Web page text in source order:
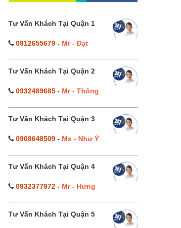
Tư Vấn Khách Tại Quận 1
0912655679- Mr - Đạt
Tư Vấn Khách Tại Quận 2
0932489685- Mr - Thông
Tư Vấn Khách Tại Quận 3
0908648509- Ms - Như Ý
Tư Vấn Khách Tại Quận 4
0932377972- Mr - Hưng
Tư Vấn Khách Tại Quận 5